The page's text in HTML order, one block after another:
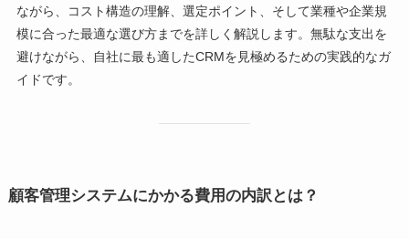
ながら、コスト構造の理解、選定ポイント、そして業種や企業規
模に合った最適な選び方までを詳しく解説します。無駄な支出を
避けながら、自社に最も適したCRMを見極めるための実践的なガ
イドです。
顧客管理システムにかかる費用の内訳とは？